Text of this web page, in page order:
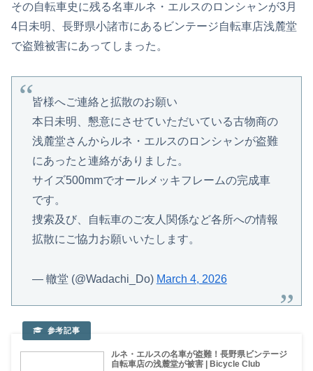
その自転車史に残る名車ルネ・エルスのロンシャンが3月
4日未明、長野県小諸市にあるビンテージ自転車店浅麓堂
で盗難被害にあってしまった。
皆様へご連絡と拡散のお願い
本日未明、懇意にさせていただいている古物商の
浅麓堂さんからルネ・エルスのロンシャンが盗難
にあったと連絡がありました。
サイズ500mmでオールメッキフレームの完成車
です。
捜索及び、自転車のご友人関係など各所への情報
拡散にご協力お願いいたします。
— 轍堂 (@Wadachi_Do) March 4, 2026
ルネ・エルスの名車が盗難！長野県ビンテージ
自転車店の浅麓堂が被害 | Bicycle Club